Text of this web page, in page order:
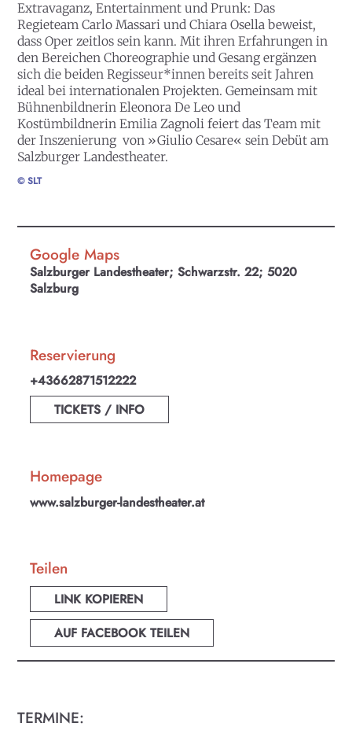
Extravaganz, Entertainment und Prunk: Das
Regieteam Carlo Massari und Chiara Osella beweist,
dass Oper zeitlos sein kann. Mit ihren Erfahrungen in
den Bereichen Choreographie und Gesang ergänzen
sich die beiden Regisseur*innen bereits seit Jahren
ideal bei internationalen Projekten. Gemeinsam mit
Bühnenbildnerin Eleonora De Leo und
Kostümbildnerin Emilia Zagnoli feiert das Team mit
der Inszenierung von »Giulio Cesare« sein Debüt am
Salzburger Landestheater.
© SLT
Google Maps
Salzburger Landestheater; Schwarzstr. 22; 5020
Salzburg
Reservierung
+43662871512222
TICKETS / INFO
Homepage
www.salzburger-landestheater.at
Teilen
LINK KOPIEREN
AUF FACEBOOK TEILEN
TERMINE:
KULTplan ABO
Finde täglich bis zu 50 Veranstaltungen in Stadt
und Land Salzburg. Ob Kino, Theater, Literatur
oder Musik bei uns findest du Kultur-Programm
für Menschen von 0-99.